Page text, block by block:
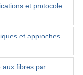
et protocole
et approches
aux fibres par